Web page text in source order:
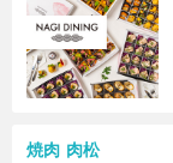
焼肉 肉松